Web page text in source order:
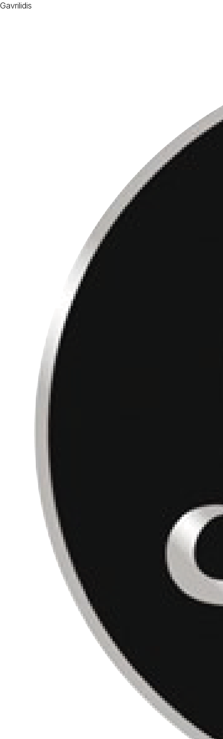
Gavrilidis